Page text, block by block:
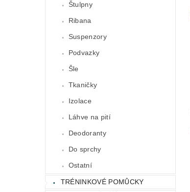
Štulpny
Ribana
Suspenzory
Podvazky
Šle
Tkaničky
Izolace
Láhve na pití
Deodoranty
Do sprchy
Ostatní
TRÉNINKOVÉ POMŮCKY